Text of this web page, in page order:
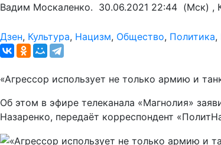
Вадим Москаленко. 30.06.2021 22:44 (Мск) ,
Дзен, Культура, Нацизм, Общество, Политика,
«Агрессор использует не только армию и
Об этом в эфире телеканала «Магнолия»
Назаренко, передаёт корреспондент